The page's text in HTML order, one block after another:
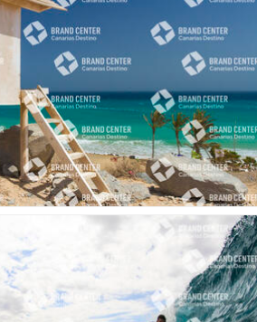
PH7161
LA BARCA, PARQUE NATURAL DE